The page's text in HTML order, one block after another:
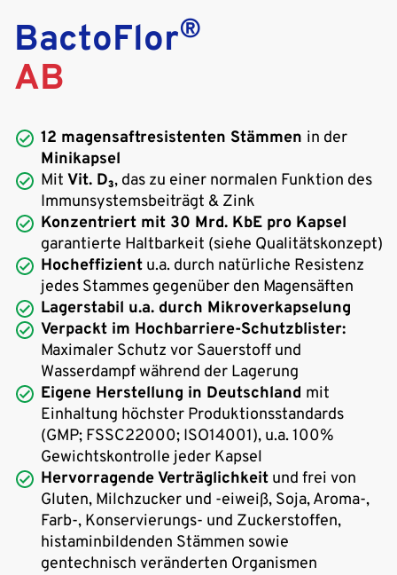
BactoFlor®
AB
12 magensaftresistenten Stämmen in der
Minikapsel
Mit Vit. D₃, das zu einer normalen Funktion des
Immunsystemsbeiträgt & Zink
Konzentriert mit 30 Mrd. KbE pro Kapsel
garantierte Haltbarkeit (siehe Qualitätskonzept)
Hocheffizient u.a. durch natürliche Resistenz
jedes Stammes gegenüber den Magensäften
Lagerstabil u.a. durch Mikroverkapselung
Verpackt im Hochbarriere-Schutzblister:
Maximaler Schutz vor Sauerstoff und
Wasserdampf während der Lagerung
Eigene Herstellung in Deutschland mit
Einhaltung höchster Produktionsstandards
(GMP; FSSC22000; ISO14001), u.a. 100%
Gewichtskontrolle jeder Kapsel
Hervorragende Verträglichkeit und frei von
Gluten, Milchzucker und -eiweiß, Soja, Aroma-,
Farb-, Konservierungs- und Zuckerstoffen,
histaminbildenden Stämmen sowie
gentechnisch veränderten Organismen